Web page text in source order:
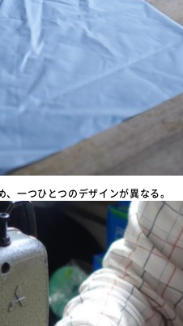
一つひとつのデザインが異なる。